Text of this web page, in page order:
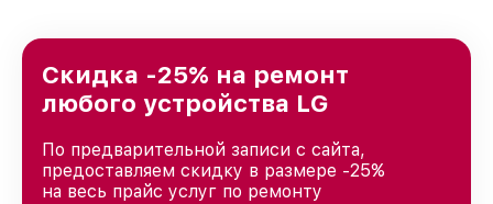
и лояльности наших клиентов.
Скидка -25% на ремонт
любого устройства LG
По предварительной записи с сайта,
предоставляем скидку в размере -25%
на весь прайс услуг по ремонту